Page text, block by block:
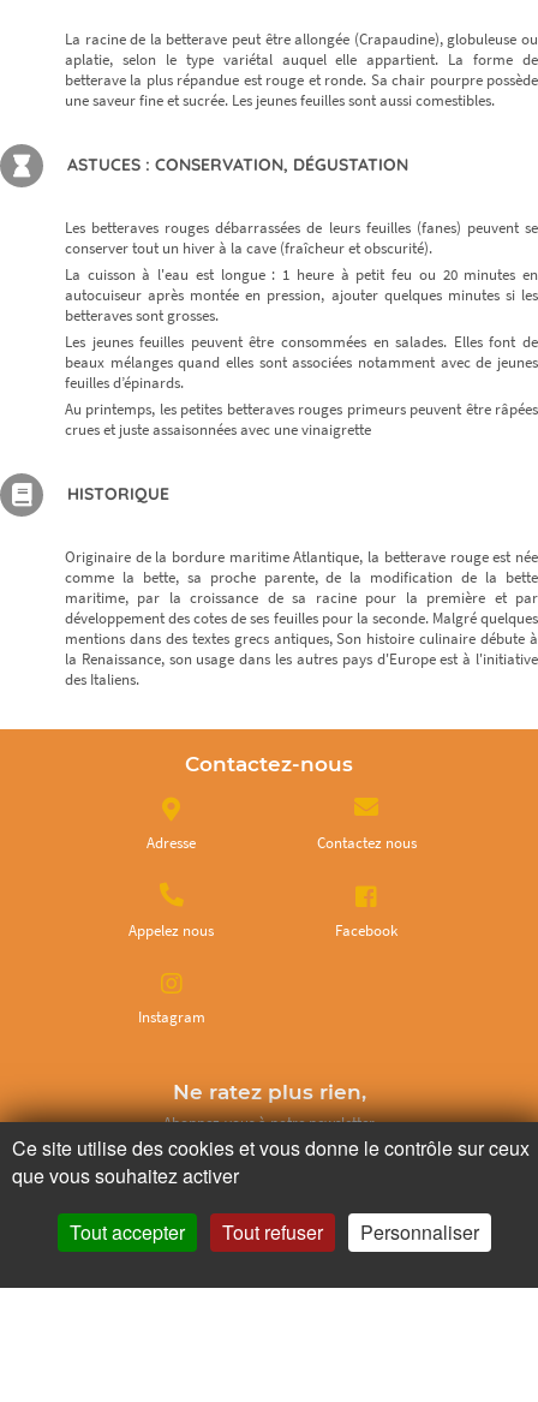
La racine de la betterave peut être allongée (Crapaudine), globuleuse ou
aplatie, selon le type variétal auquel elle appartient. La forme de
betterave la plus répandue est rouge et ronde. Sa chair pourpre possède
une saveur fine et sucrée. Les jeunes feuilles sont aussi comestibles.
ASTUCES : CONSERVATION, DÉGUSTATION
Les betteraves rouges débarrassées de leurs feuilles (fanes) peuvent se
conserver tout un hiver à la cave (fraîcheur et obscurité).
La cuisson à l'eau est longue : 1 heure à petit feu ou 20 minutes en
autocuiseur après montée en pression, ajouter quelques minutes si les
betteraves sont grosses.
Les jeunes feuilles peuvent être consommées en salades. Elles font de
beaux mélanges quand elles sont associées notamment avec de jeunes
feuilles d’épinards.
Au printemps, les petites betteraves rouges primeurs peuvent être râpées
crues et juste assaisonnées avec une vinaigrette
HISTORIQUE
Originaire de la bordure maritime Atlantique, la betterave rouge est née
comme la bette, sa proche parente, de la modification de la bette
maritime, par la croissance de sa racine pour la première et par
développement des cotes de ses feuilles pour la seconde. Malgré quelques
mentions dans des textes grecs antiques, Son histoire culinaire débute à
la Renaissance, son usage dans les autres pays d'Europe est à l'initiative
des Italiens.
Contactez-nous
Adresse Contactez nous
Appelez nous Facebook
Instagram
Ne ratez plus rien,
Abonnez-vous à notre newsletter
Je m’inscris
Ce site utilise des cookies et vous donne le contrôle sur ceux
que vous souhaitez activer
Tout accepter Tout refuser Personnaliser